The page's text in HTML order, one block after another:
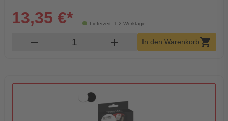
Lieferzeit: 1-2 Werktage
13,35 €*
remove Produkt Warenkorb Menge
add In den Warenkorbshopping_cart